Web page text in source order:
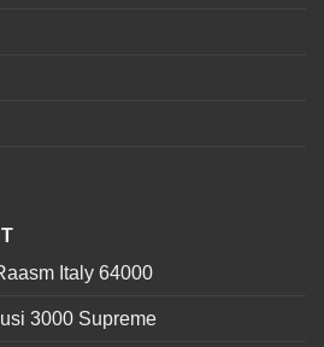
Italy 64000
3000 Supreme